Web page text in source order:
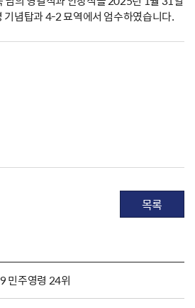
념탑과 4-2 묘역에서 엄수하였습니다.
목록
민주영령 24위